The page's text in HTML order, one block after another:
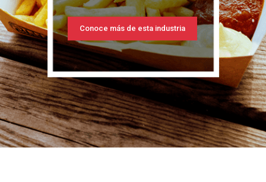
Conoce más de esta industria